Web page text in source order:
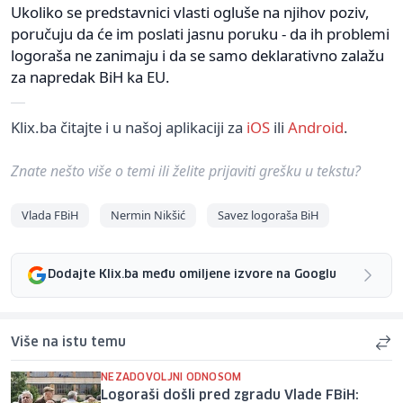
Ukoliko se predstavnici vlasti ogluše na njihov poziv,
poručuju da će im poslati jasnu poruku - da ih problemi
logoraša ne zanimaju i da se samo deklarativno zalažu
za napredak BiH ka EU.
Klix.ba čitajte i u našoj aplikaciji za iOS ili Android.
Znate nešto više o temi ili želite prijaviti grešku u tekstu?
Vlada FBiH Nermin Nikšić Savez logoraša BiH
Dodajte Klix.ba među omiljene izvore na Googlu
Više na istu temu
NEZADOVOLJNI ODNOSOM
Logoraši došli pred zgradu Vlade FBiH: